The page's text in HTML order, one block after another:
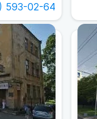
593-02-64